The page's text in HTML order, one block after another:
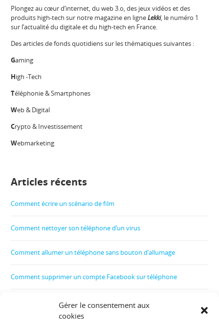
Gérer le consentement aux
cookies
Plongez au cœur d’internet, du web 3.o, des jeux vidéos et des
produits high-tech sur notre magazine en ligneLekki, le numéro 1
sur l’actualité du digitale et du high-tech en France.
Des articles de fonds quotidiens sur les thématiques suivantes :
Gaming
High -Tech
Téléphonie & Smartphones
Web & Digital
Crypto & Investissement
Webmarketing
Articles récents
Comment écrire un scénario de film
Comment nettoyer son téléphone d’un virus
Comment allumer un téléphone sans bouton d’allumage
Comment supprimer un compte Facebook sur téléphone
Comment créer un film